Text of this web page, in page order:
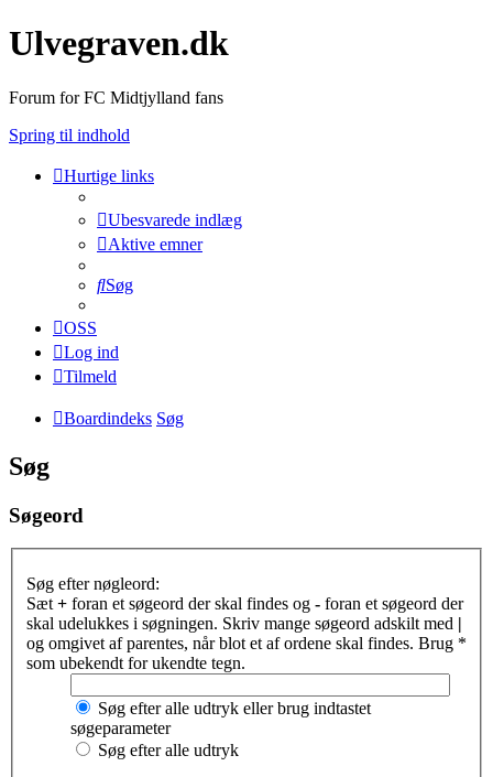
Ulvegraven.dk
Forum for FC Midtjylland fans
Spring til indhold
Hurtige links
Ubesvarede indlæg
Aktive emner
Søg
OSS
Log ind
Tilmeld
Boardindeks Søg
Søg
Søgeord
Søg efter nøgleord:
Sæt + foran et søgeord der skal findes og - foran et søgeord der
skal udelukkes i søgningen. Skriv mange søgeord adskilt med |
og omgivet af parentes, når blot et af ordene skal findes. Brug *
som ubekendt for ukendte tegn.
Søg efter alle udtryk eller brug indtastet
søgeparameter
Søg efter alle udtryk